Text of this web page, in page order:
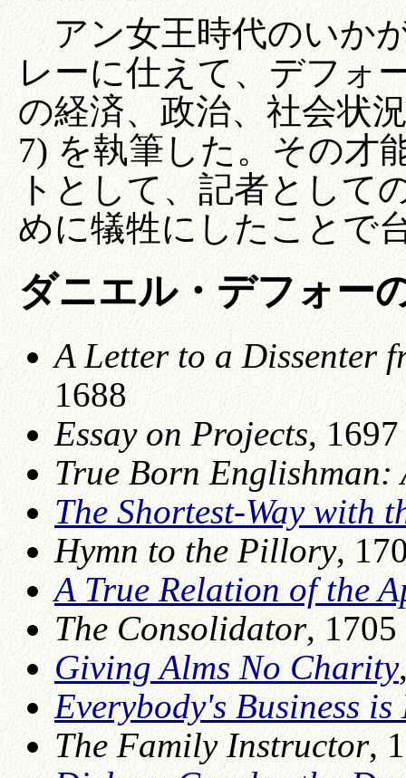
アン女王時代のいか
レーに仕えて、デフォ
の経済、政治、社会状
7) を執筆した。その才
トとして、記者として
めに犠牲にしたことで
ダニエル・デフォー
A Letter to a Dissenter
1688
Essay on Projects, 1697
True Born Englishman:
The Shortest-Way with
Hymn to the Pillory,
A True Relation of the
The Consolidator, 1705
Giving Alms No Charity
Everybody's Business is
The Family Instructor,